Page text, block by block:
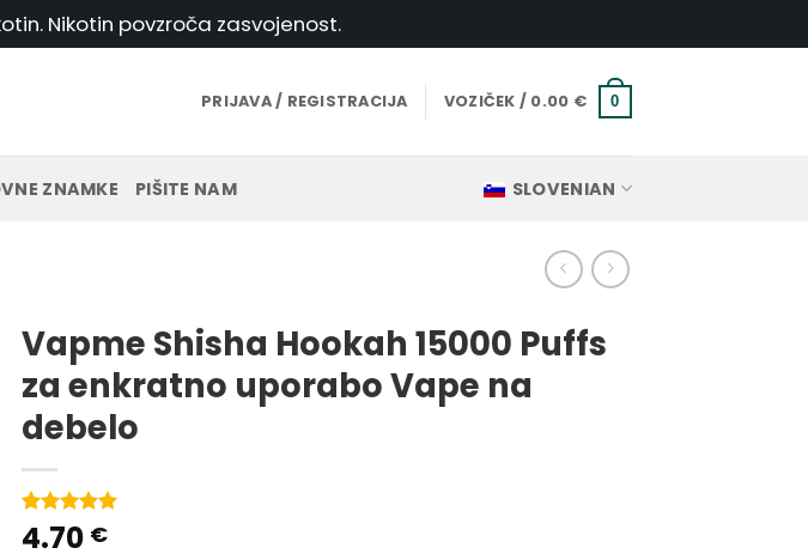
Nikotin povzroča zasvojenost.
PRIJAVA / REGISTRACIJA VOZIČEK / 0.00 € 0
ZNAMKE PIŠITE NAM SLOVENIAN
Vapme Shisha Hookah 15000 Puffs
za enkratno uporabo Vape na
debelo
Ocenjeno5
od 5 na
1
4.70 €